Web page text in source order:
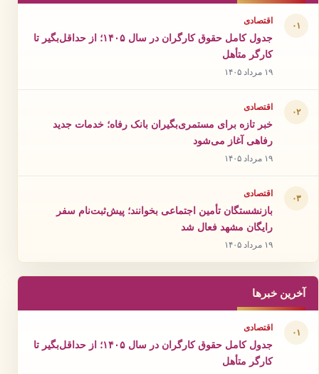
۰۱ اقتصادی
جدول کامل حقوق کارگران در سال ۱۴۰۵؛ از حداقل‌بگیر تا
کارگر متأهل
۱۹ مرداد ۱۴۰۵
۰۲ اقتصادی
خبر تازه برای مستمری‌بگیران بانک رفاه؛ خدمات جدید
رفاهی آغاز می‌شود
۱۹ مرداد ۱۴۰۵
۰۳ اقتصادی
بازنشستگان تأمین اجتماعی بخوانند؛ پیش‌ثبت‌نام سفر
رایگان مشهد فعال شد
۱۹ مرداد ۱۴۰۵
آخرین خبرها
۰۱ اقتصادی
جدول کامل حقوق کارگران در سال ۱۴۰۵؛ از حداقل‌بگیر تا
کارگر متأهل